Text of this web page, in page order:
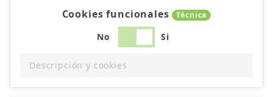
Cookies funcionales Técnica
No Si
Descripción y cookies